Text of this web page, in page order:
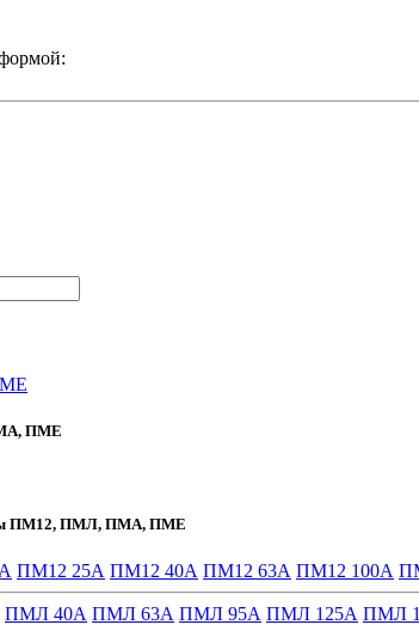
ПМЕ
ПМ12, ПМЛ, ПМА, ПМЕ
ПМ12 25А ПМ12 40А ПМ12 63А ПМ12 100А
ПМЛ 40А ПМЛ 63А ПМЛ 95А ПМЛ 125А ПМЛ